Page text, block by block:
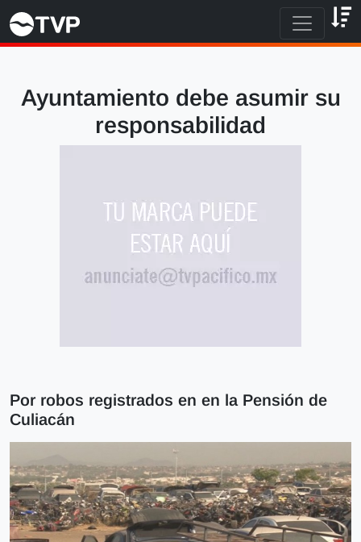
Ayuntamiento debe asumir su
responsabilidad
Por robos registrados en en la Pensión de
Culiacán